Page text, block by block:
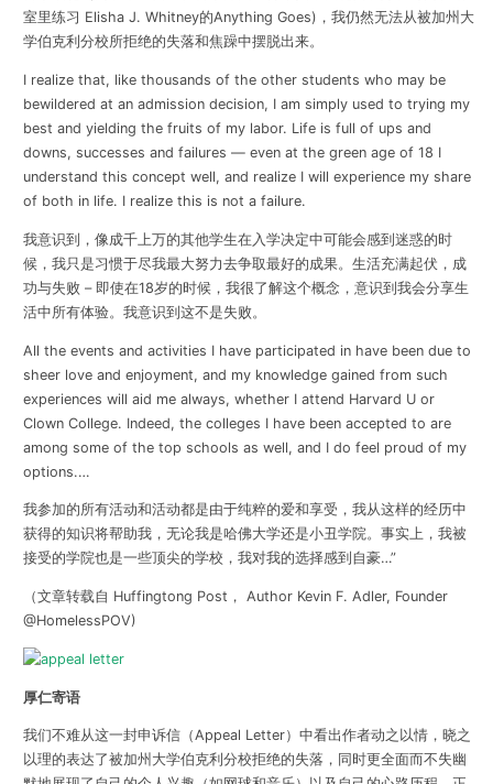
室里练习 Elisha J. Whitney的Anything Goes)，我仍然无法从被加州大
学伯克利分校所拒绝的失落和焦躁中摆脱出来。
I realize that, like thousands of the other students who may be
bewildered at an admission decision, I am simply used to trying my
best and yielding the fruits of my labor. Life is full of ups and
downs, successes and failures — even at the green age of 18 I
understand this concept well, and realize I will experience my share
of both in life. I realize this is not a failure.
我意识到，像成千上万的其他学生在入学决定中可能会感到迷惑的时
候，我只是习惯于尽我最大努力去争取最好的成果。生活充满起伏，成
功与失败 – 即使在18岁的时候，我很了解这个概念，意识到我会分享生
活中所有体验。我意识到这不是失败。
All the events and activities I have participated in have been due to
sheer love and enjoyment, and my knowledge gained from such
experiences will aid me always, whether I attend Harvard U or
Clown College. Indeed, the colleges I have been accepted to are
among some of the top schools as well, and I do feel proud of my
options.…
我参加的所有活动和活动都是由于纯粹的爱和享受，我从这样的经历中
获得的知识将帮助我，无论我是哈佛大学还是小丑学院。事实上，我被
接受的学院也是一些顶尖的学校，我对我的选择感到自豪…”
（文章转载自 Huffingtong Post， Author Kevin F. Adler, Founder
@HomelessPOV)
厚仁寄语
我们不难从这一封申诉信（Appeal Letter）中看出作者动之以情，晓之
以理的表达了被加州大学伯克利分校拒绝的失落，同时更全面而不失幽